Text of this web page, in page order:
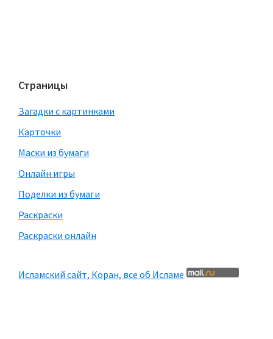
Страницы
Загадки с картинками
Карточки
Маски из бумаги
Онлайн игры
Поделки из бумаги
Раскраски
Раскраски онлайн
Исламский сайт, Коран, все об Исламе